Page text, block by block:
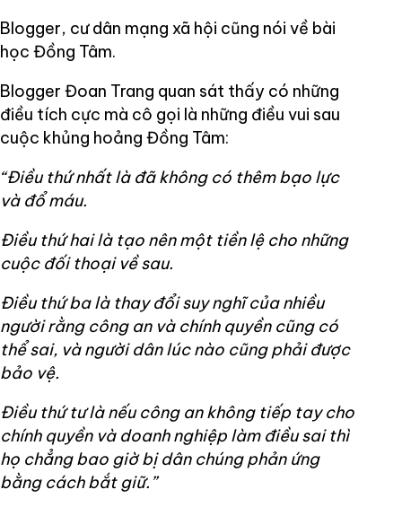
Blogger, cư dân mạng xã hội cũng nói về bài
học Đồng Tâm.
Blogger Đoan Trang quan sát thấy có những
điều tích cực mà cô gọi là những điều vui sau
cuộc khủng hoảng Đồng Tâm:
“Điều thứ nhất là đã không có thêm bạo lực
và đổ máu.
Điều thứ hai là tạo nên một tiền lệ cho những
cuộc đối thoại về sau.
Điều thứ ba là thay đổi suy nghĩ của nhiều
người rằng công an và chính quyền cũng có
thể sai, và người dân lúc nào cũng phải được
bảo vệ.
Điều thứ tư là nếu công an không tiếp tay cho
chính quyền và doanh nghiệp làm điều sai thì
họ chẳng bao giờ bị dân chúng phản ứng
bằng cách bắt giữ.”